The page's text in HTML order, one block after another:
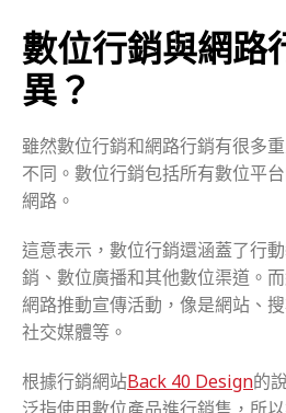
數位行銷與網路
異？
雖然數位行銷和網路行銷有很多
不同。數位行銷包括所有數位平
網路。
這意表示，數位行銷還涵蓋了行
銷、數位廣播和其他數位渠道。
網路推動宣傳活動，像是網站、
社交媒體等。
根據行銷網站Back 40 Design的